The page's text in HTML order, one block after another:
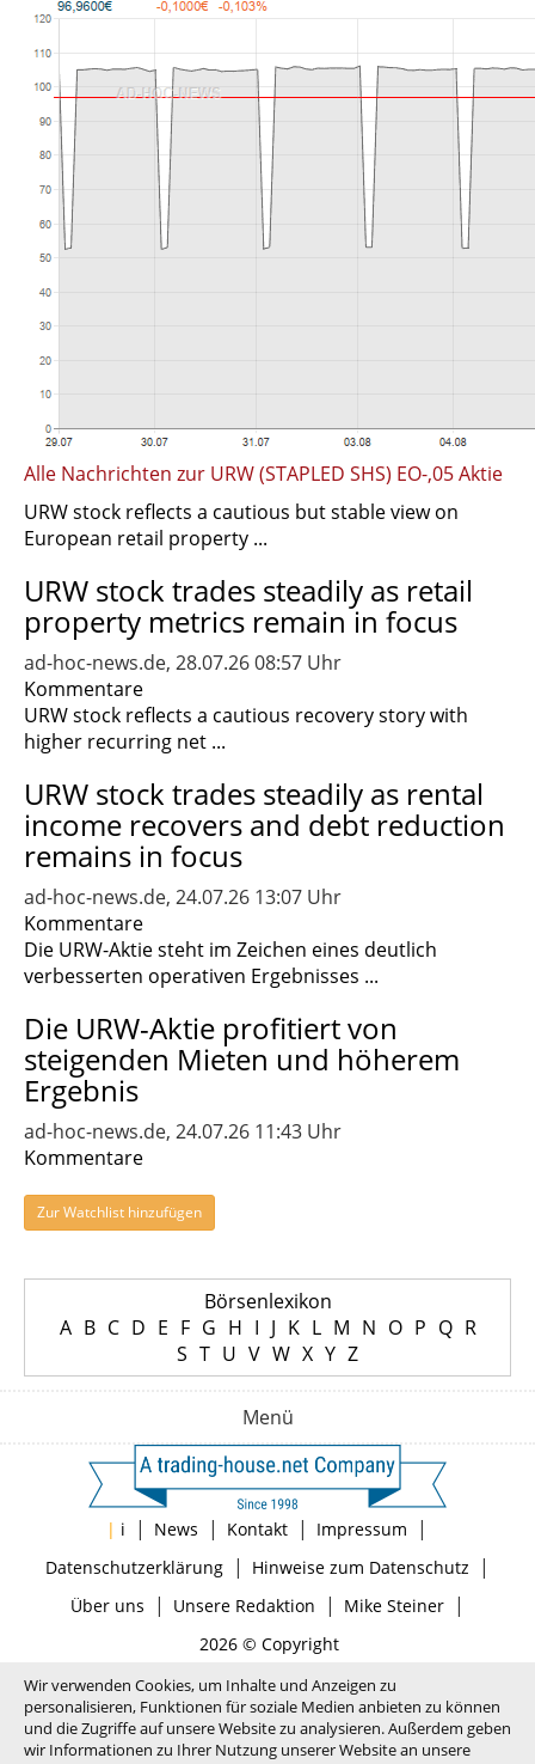
Alle Nachrichten zur URW (STAPLED SHS) EO-,05 Aktie
URW stock reflects a cautious but stable view on
European retail property ...
URW stock trades steadily as retail
property metrics remain in focus
ad-hoc-news.de, 28.07.26 08:57 Uhr
Kommentare
URW stock reflects a cautious recovery story with
higher recurring net ...
URW stock trades steadily as rental
income recovers and debt reduction
remains in focus
ad-hoc-news.de, 24.07.26 13:07 Uhr
Kommentare
Die URW-Aktie steht im Zeichen eines deutlich
verbesserten operativen Ergebnisses ...
Die URW-Aktie profitiert von
steigenden Mieten und höherem
Ergebnis
ad-hoc-news.de, 24.07.26 11:43 Uhr
Kommentare
Zur Watchlist hinzufügen
Börsenlexikon
A B C D E F G H I J K L M N O P Q R
S T U V W X Y Z
Menü
| i | News | Kontakt | Impressum |
Datenschutzerklärung| Hinweise zum Datenschutz |
Über uns | Unsere Redaktion | Mike Steiner|
2026 © Copyright
Wir verwenden Cookies, um Inhalte und Anzeigen zu
personalisieren, Funktionen für soziale Medien anbieten zu können
und die Zugriffe auf unsere Website zu analysieren. Außerdem geben
wir Informationen zu Ihrer Nutzung unserer Website an unsere